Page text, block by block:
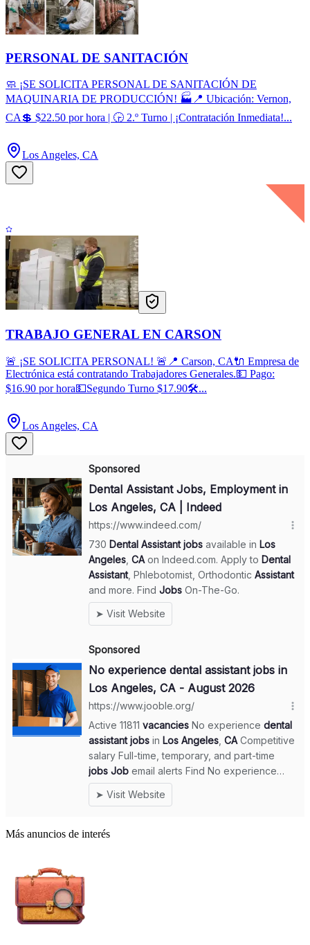
PERSONAL DE SANITACIÓN
🧼 ¡SE SOLICITA PERSONAL DE SANITACIÓN DE
MAQUINARIA DE PRODUCCIÓN! 🏭📍 Ubicación: Vernon,
CA💲 $22.50 por hora | 🕞 2.º Turno | ¡Contratación Inmediata!...
Los Angeles, CA
TRABAJO GENERAL EN CARSON
🚨 ¡SE SOLICITA PERSONAL! 🚨📍 Carson, CA🔌 Empresa de
Electrónica está contratando Trabajadores Generales.💵 Pago:
$16.90 por hora💵Segundo Turno $17.90🛠️...
Los Angeles, CA
Más anuncios de interés